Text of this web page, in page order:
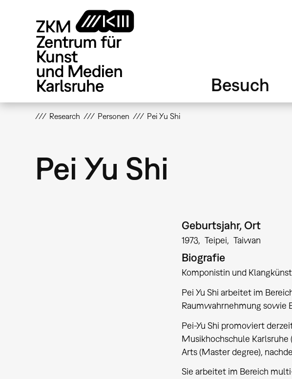
Besuch
Research Personen Pei Yu Shi
Pei Yu Shi
Geburtsjahr, Ort
1973 Teipei Taiwan
Biografie
Komponistin und
Pei Yu Shi arbeitet im
Raumwahrnehmung sowie
Pei-Yu Shi promoviert
Musikhochschule Karlsruhe
Arts (Master degree),
Sie arbeitet im Bereich